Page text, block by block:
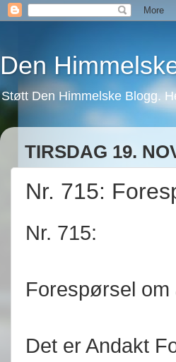
Den
Støtt Den Himmelske Blogg.
TIRSDAG 19.
Nr. 715:
Nr. 715:
Forespørsel om
Det er Andakt